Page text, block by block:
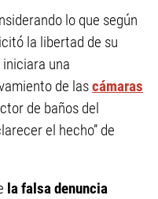
lo que según
la libertad de su
una
de lascámaras
de baños del
el hecho” de
la falsa denuncia